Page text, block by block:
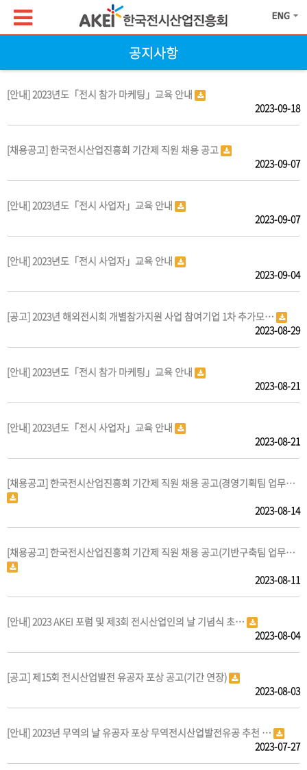
공지사항
[안내] 2023년도「전시 참가 마케팅」교육 안내
2023-09-18
[채용공고] 한국전시산업진흥회 기간제 직원 채용 공고
2023-09-07
[안내] 2023년도「전시 사업자」교육 안내
2023-09-07
[안내] 2023년도「전시 사업자」교육 안내
2023-09-04
[공고] 2023년 해외전시회 개별참가지원 사업 참여기업 1차 추가모…
2023-08-29
[안내] 2023년도「전시 참가 마케팅」교육 안내
2023-08-21
[안내] 2023년도「전시 사업자」교육 안내
2023-08-21
[채용공고] 한국전시산업진흥회 기간제 직원 채용 공고(경영기획팀 업무…
2023-08-14
[채용공고] 한국전시산업진흥회 기간제 직원 채용 공고(기반구축팀 업무…
2023-08-11
[안내] 2023 AKEI 포럼 및 제3회 전시산업인의 날 기념식 초…
2023-08-04
[공고] 제15회 전시산업발전 유공자 포상 공고(기간 연장)
2023-08-03
[안내] 2023년 무역의 날 유공자 포상 무역전시산업발전유공 추천 …
2023-07-27